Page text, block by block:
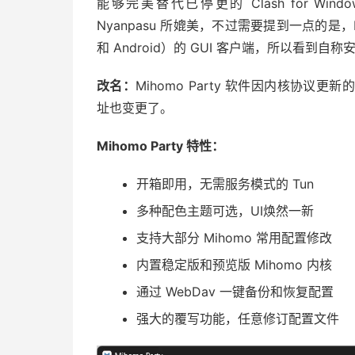
Nyanpasu 所媲美，不过需要提到一点的是
和 Android）的 GUI 客户端，所以看到自称
改名： Mihomo Party 软件因内核协议更新
址也变更了。
Mihomo Party 特性：
开箱即用，无需服务模式的 Tun
多种配色主题可选，UI焕然一新
支持大部分 Mihomo 常用配置修改
内置稳定版和预览版 Mihomo 内核
通过 WebDav 一键备份和恢复配置
强大的覆写功能，任意修订配置文件